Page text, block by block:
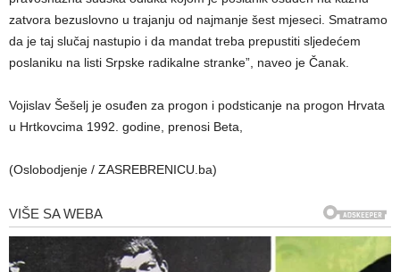
zatvora bezuslovno u trajanju od najmanje šest mjeseci. Smatramo
da je taj slučaj nastupio i da mandat treba prepustiti sljedećem
poslaniku na listi Srpske radikalne stranke”, naveo je Čanak.
Vojislav Šešelj je osuđen za progon i podsticanje na progon Hrvata
u Hrtkovcima 1992. godine, prenosi Beta,
(Oslobodjenje / ZASREBRENICU.ba)